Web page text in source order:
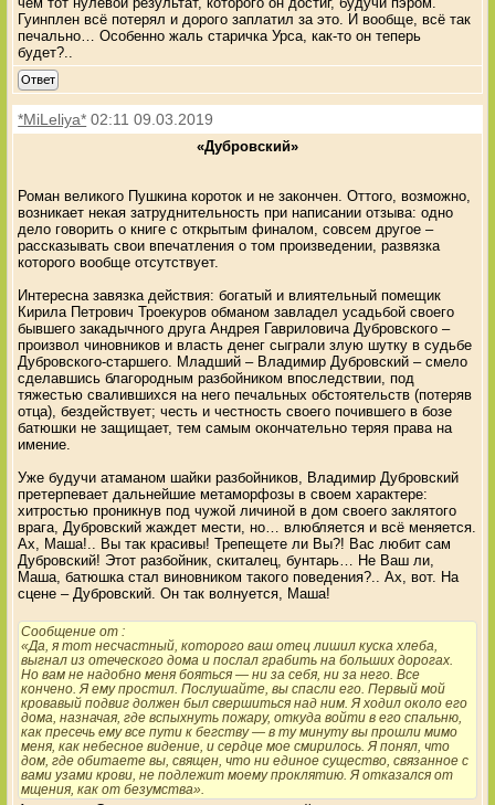
Гуинплен всё потерял и дорого заплатил за это. И вообще, всё так
печально… Особенно жаль старичка Урса, как-то он теперь
будет?..
Ответ
*MiLeliya* 02:11 09.03.2019
«Дубровский»
Роман великого Пушкина короток и не закончен. Оттого, возможно,
возникает некая затруднительность при написании отзыва: одно
дело говорить о книге с открытым финалом, совсем другое –
рассказывать свои впечатления о том произведении, развязка
которого вообще отсутствует.
Интересна завязка действия: богатый и влиятельный помещик
Кирила Петрович Троекуров обманом завладел усадьбой своего
бывшего закадычного друга Андрея Гавриловича Дубровского –
произвол чиновников и власть денег сыграли злую шутку в судьбе
Дубровского-старшего. Младший – Владимир Дубровский – смело
сделавшись благородным разбойником впоследствии, под
тяжестью свалившихся на него печальных обстоятельств (потеряв
отца), бездействует; честь и честность своего почившего в бозе
батюшки не защищает, тем самым окончательно теряя права на
имение.
Уже будучи атаманом шайки разбойников, Владимир Дубровский
претерпевает дальнейшие метаморфозы в своем характере:
хитростью проникнув под чужой личиной в дом своего заклятого
врага, Дубровский жаждет мести, но… влюбляется и всё меняется.
Ах, Маша!.. Вы так красивы! Трепещете ли Вы?! Вас любит сам
Дубровский! Этот разбойник, скиталец, бунтарь… Не Ваш ли,
Маша, батюшка стал виновником такого поведения?.. Ах, вот. На
сцене – Дубровский. Он так волнуется, Маша!
Сообщение от :
«Да, я тот несчастный, которого ваш отец лишил куска хлеба,
выгнал из отеческого дома и послал грабить на больших дорогах.
Но вам не надобно меня бояться — ни за себя, ни за него. Все
кончено. Я ему простил. Послушайте, вы спасли его. Первый мой
кровавый подвиг должен был свершиться над ним. Я ходил около его
дома, назначая, где вспыхнуть пожару, откуда войти в его спальню,
как пресечь ему все пути к бегству — в ту минуту вы прошли мимо
меня, как небесное видение, и сердце мое смирилось. Я понял, что
дом, где обитаете вы, священ, что ни единое существо, связанное с
вами узами крови, не подлежит моему проклятию. Я отказался от
мщения, как от безумства».